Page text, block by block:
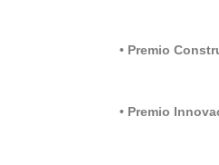
• Premio
• Premio